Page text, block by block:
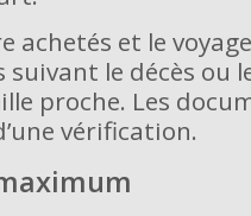
achetés et le
suivant le décès ou
proche. Les
vérification.